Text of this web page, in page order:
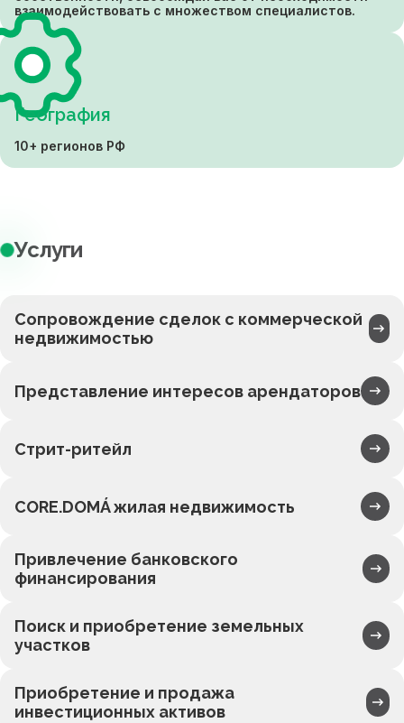
взаимодействовать с множеством специалистов.
География
10+ регионов РФ
Услуги
Сопровождение сделок с коммерческой
недвижимостью
Представление интересов арендаторов
Стрит-ритейл
CORE.DOMÁ жилая недвижимость
Привлечение банковского
финансирования
Поиск и приобретение земельных
участков
Приобретение и продажа
инвестиционных активов